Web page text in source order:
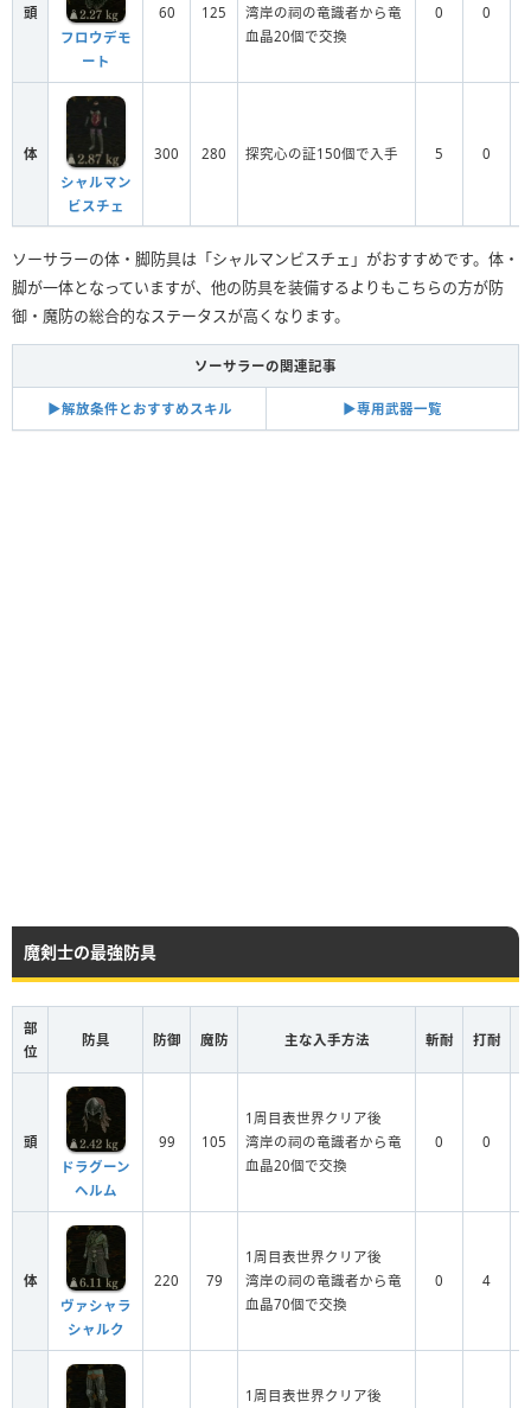
頭
フロウデモ
ート
60 125
湾岸の祠の竜識者から竜
血晶20個で交換
0 0
体
シャルマン
ビスチェ
300 280 探究心の証150個で入手 5 0
ソーサラーの体・脚防具は「シャルマンビスチェ」がおすすめです。体・
脚が一体となっていますが、他の防具を装備するよりもこちらの方が防
御・魔防の総合的なステータスが高くなります。
ソーサラーの関連記事
▶︎解放条件とおすすめスキル ▶︎専用武器一覧
魔剣士の最強防具
部
位
防具 防御 魔防 主な入手方法 斬耐 打耐
頭
ドラグーン
ヘルム
99 105
1周目表世界クリア後
湾岸の祠の竜識者から竜
血晶20個で交換
0 0
体
ヴァシャラ
シャルク
220 79
1周目表世界クリア後
湾岸の祠の竜識者から竜
血晶70個で交換
0 4
1周目表世界クリア後